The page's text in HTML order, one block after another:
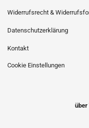
Widerrufsrecht &
Datenschutzerklärung
Kontakt
Cookie Einstellungen
über